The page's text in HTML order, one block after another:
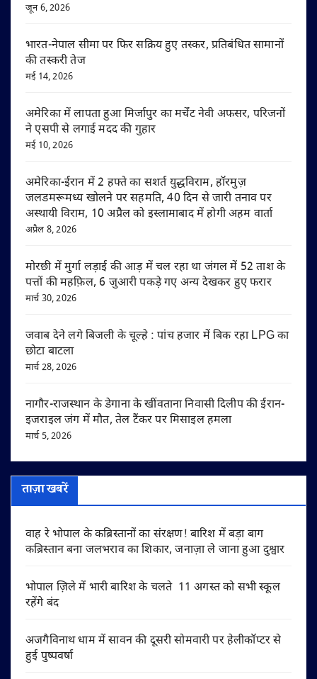
जून 6, 2026
भारत-नेपाल सीमा पर फिर सक्रिय हुए तस्कर, प्रतिबंधित सामानों
की तस्करी तेज
मई 14, 2026
अमेरिका में लापता हुआ मिर्जापुर का मर्चेंट नेवी अफसर, परिजनों
ने एसपी से लगाई मदद की गुहार
मई 10, 2026
अमेरिका-ईरान में 2 हफ्ते का सशर्त युद्धविराम, हॉरमुज़
जलडमरूमध्य खोलने पर सहमति, 40 दिन से जारी तनाव पर
अस्थायी विराम, 10 अप्रैल को इस्लामाबाद में होगी अहम वार्ता
अप्रैल 8, 2026
मोरछी में मुर्गा लड़ाई की आड़ में चल रहा था जंगल में 52 ताश के
पत्तों की महफ़िल, 6 जुआरी पकड़े गए अन्य देखकर हुए फरार
मार्च 30, 2026
जवाब देने लगे बिजली के चूल्हे : पांच हजार में बिक रहा LPG का
छोटा बाटला
मार्च 28, 2026
नागौर-राजस्थान के डेगाना के खींवताना निवासी दिलीप की ईरान-
इजराइल जंग में मौत, तेल टैंकर पर मिसाइल हमला
मार्च 5, 2026
ताज़ा खबरें
वाह रे भोपाल के कब्रिस्तानों का संरक्षण! बारिश में बड़ा बाग
कब्रिस्तान बना जलभराव का शिकार, जनाज़ा ले जाना हुआ दुश्वार
भोपाल ज़िले में भारी बारिश के चलते 11 अगस्त को सभी स्कूल
रहेंगे बंद
अजगैविनाथ धाम में सावन की दूसरी सोमवारी पर हेलीकॉप्टर से
हुई पुष्पवर्षा